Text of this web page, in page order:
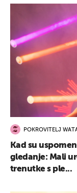
POKROVITELJ
Kad su
gledanje: Mali
trenutke s ple...